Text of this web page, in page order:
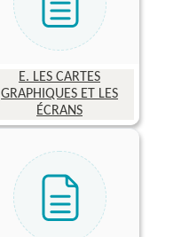
E. LES CARTES
GRAPHIQUES ET LES
ÉCRANS